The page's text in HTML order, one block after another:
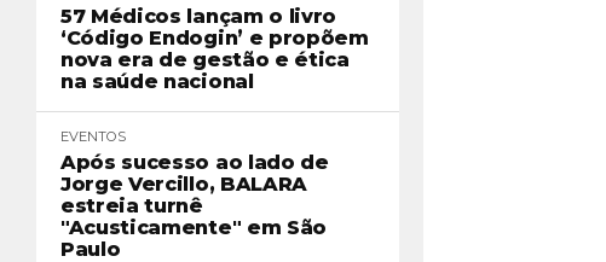
57 Médicos lançam o livro
‘Código Endogin’ e propõem
nova era de gestão e ética
na saúde nacional
EVENTOS
Após sucesso ao lado de
Jorge Vercillo, BALARA
estreia turnê
"Acusticamente" em São
Paulo